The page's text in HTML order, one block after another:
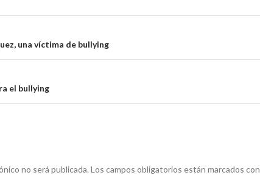
una víctima de bullying
el bullying
no será publicada. Los campos obligatorios están marcados con